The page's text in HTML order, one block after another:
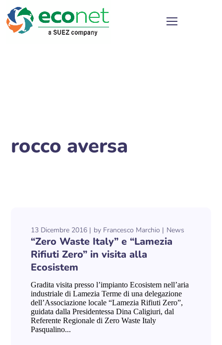
rocco aversa
13 Dicembre 2016 by Francesco Marchio News
“Zero Waste Italy” e “Lamezia
Rifiuti Zero” in visita alla
Ecosistem
Gradita visita presso l’impianto Ecosistem nell’aria
industriale di Lamezia Terme di una delegazione
dell’Associazione locale “Lamezia Rifiuti Zero”,
guidata dalla Presidentessa Dina Caligiuri, dal
Referente Regionale di Zero Waste Italy
Pasqualino...